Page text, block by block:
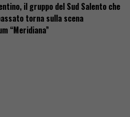
il gruppo del Sud Salento che
torna sulla scena
“Meridiana”